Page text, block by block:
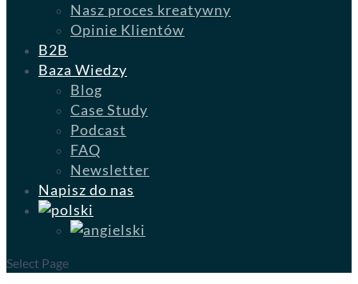
Nasz proces kreatywny
Opinie Klientów
B2B
Baza Wiedzy
Blog
Case Study
Podcast
FAQ
Newsletter
Napisz do nas
Select Page